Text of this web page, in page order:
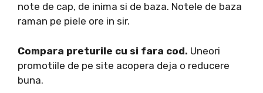
note de cap, de inima si de baza. Notele de baza
raman pe piele ore in sir.
Compara preturile cu si fara cod. Uneori
promotiile de pe site acopera deja o reducere
buna.